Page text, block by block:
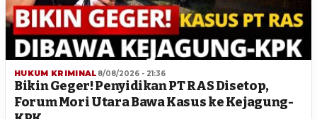
HUKUM KRIMINAL 8/08/2026 - 21:36
Bikin Geger! Penyidikan PT RAS Disetop,
Forum Mori Utara Bawa Kasus ke Kejagung-